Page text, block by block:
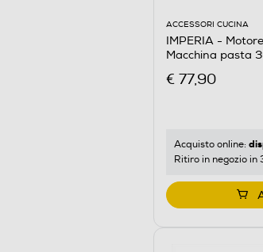
ACCESSORI CUCINA
IMPERIA -
Macchina pasta
€ 77,90
Acquisto online:
Ritiro in negozio in